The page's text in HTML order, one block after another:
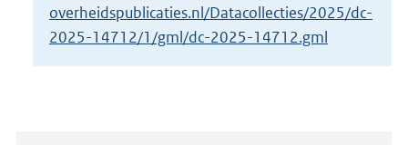
overheidspublicaties.nl/Datacollecties/2025/dc-
2025-14712/1/gml/dc-2025-14712.gml